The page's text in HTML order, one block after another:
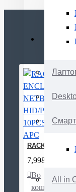
All in
RACK
7,998ден.
Во
кошничка